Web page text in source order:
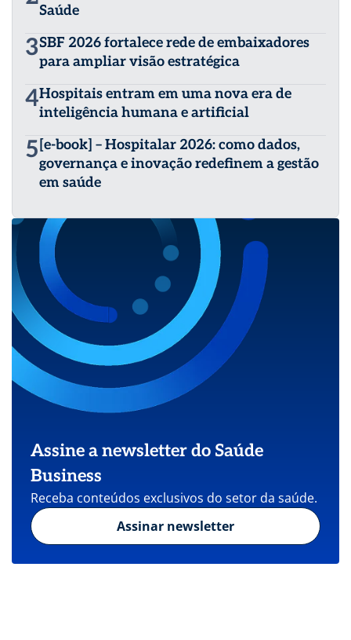
Saúde
3SBF 2026 fortalece rede de embaixadores
para ampliar visão estratégica
4Hospitais entram em uma nova era de
inteligência humana e artificial
5 [e-book] – Hospitalar 2026: como dados,
governança e inovação redefinem a gestão
em saúde
Assine a newsletter do Saúde
Business
Receba conteúdos exclusivos do setor da saúde.
Assinar newsletter